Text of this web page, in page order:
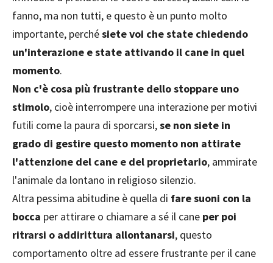
fanno, ma non tutti, e questo è un punto molto
importante, perchésiete voi che state chiedendo
un'interazione e state attivando il cane in quel
momento.
Non c'è cosa più frustrante dello stoppare uno
stimolo, cioè interrompere una interazione per motivi
futili come la paura di sporcarsi,se non siete in
grado di gestire questo momento non attirate
l'attenzione del cane e del proprietario, ammirate
l'animale da lontano in religioso silenzio.
Altra pessima abitudine è quella di fare suoni con la
bocca per attirare o chiamare a sé il cane per poi
ritrarsi o addirittura allontanarsi, questo
comportamento oltre ad essere frustrante per il cane